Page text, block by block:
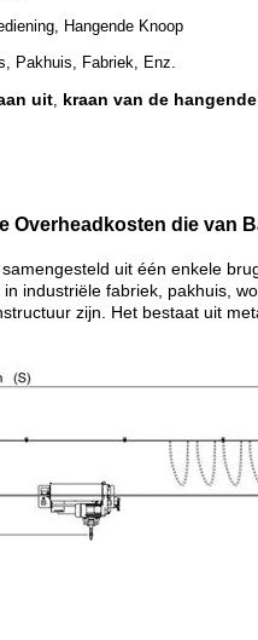
Hangende Knoop
Pakhuis, Fabriek, Enz.
uit, kraan van de
Overheadkosten die van
uit één enkele
industriële fabriek, pakhuis,
zijn. Het bestaat uit